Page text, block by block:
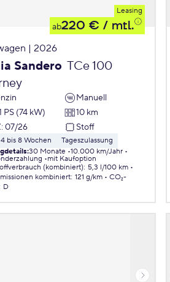
Leasing
ab220 € / mtl.
| 2026
Sandero TCe 100
Manuell
PS (74 kW)
10 km
: 07/26 Stoff
bis 8 Wochen
Tageszulassung
:30 Monate 10.000 km/Jahr
mit Kaufoption
(kombiniert): 5,3 l/100 km
kombiniert: 121 g/km
CO₂-
D